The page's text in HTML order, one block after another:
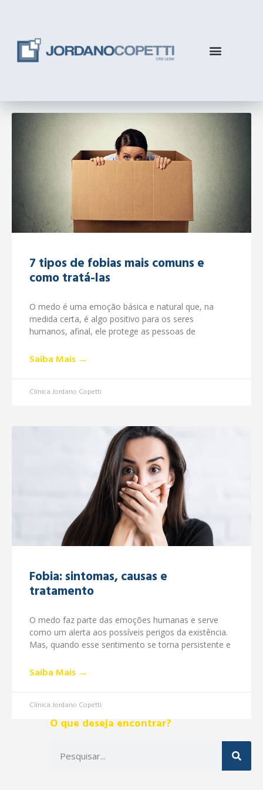
7 tipos de fobias mais comuns e
como tratá-las
O medo é uma emoção básica e natural que, na
medida certa, é algo positivo para os seres
humanos, afinal, ele protege as pessoas de
Saiba Mais →
Clínica Jordano Copetti
Fobia: sintomas, causas e
tratamento
O medo faz parte das emoções humanas e serve
como um alerta aos possíveis perigos da existência.
Mas, quando esse sentimento se torna persistente e
Saiba Mais →
Clínica Jordano Copetti
O que deseja encontrar?